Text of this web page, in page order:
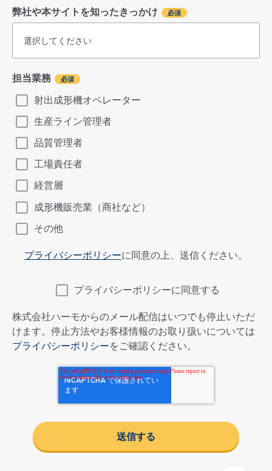
弊社や本サイトを知ったきっかけ
担当業務
射出成形機オペレーター
生産ライン管理者
品質管理者
工場責任者
経営層
成形機販売業（商社など）
その他
プライバシーポリシーに同意の上、送信ください。
プライバシーポリシーに同意する
株式会社ハーモからのメール配信はいつでも停止いただ
けます。停止方法やお客様情報のお取り扱いについては
プライバシーポリシーをご確認ください。